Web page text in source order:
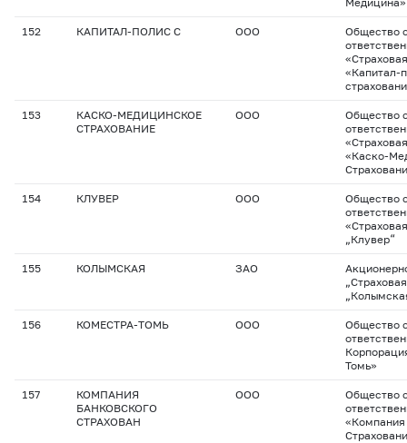
152 КАПИТАЛ-ПОЛИС С ООО
Общество
«Капитал-
153
КАСКО-МЕДИЦИНСКОЕ
СТРАХОВАНИЕ
ООО
Общество
«Каско-
154 КЛУВЕР ООО
Общество
„Клувер“
155 КОЛЫМСКАЯ ЗАО
156 КОМЕСТРА-ТОМЬ ООО
Общество
Томь»
157
КОМПАНИЯ
БАНКОВСКОГО
СТРАХОВАН
ООО
Общество
«Компания